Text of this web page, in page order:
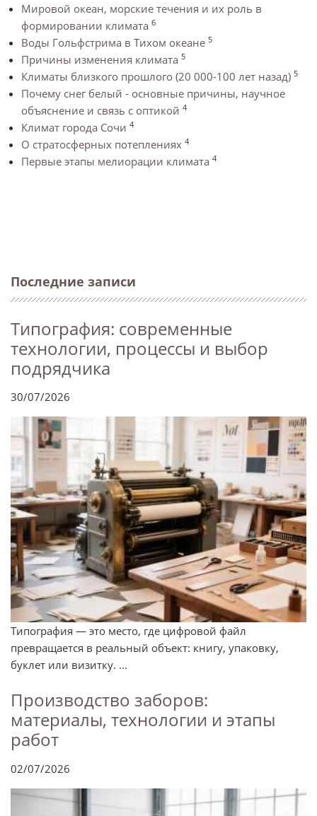
Мировой океан, морские течения и их роль в
формировании климата 6
Воды Гольфстрима в Тихом океане 5
Причины изменения климата 5
Климаты близкого прошлого (20 000-100 лет назад) 5
Почему снег белый - основные причины, научное
объяснение и связь с оптикой 4
Климат города Сочи 4
О стратосферных потеплениях 4
Первые этапы мелиорации климата 4
Последние записи
Типография: современные
технологии, процессы и выбор
подрядчика
30/07/2026
Типография — это место, где цифровой файл
превращается в реальный объект: книгу, упаковку,
буклет или визитку. ...
Производство заборов:
материалы, технологии и этапы
работ
02/07/2026